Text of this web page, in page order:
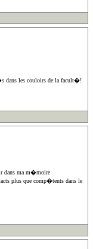
dans les couloirs de la facult�!
dans ma m�moire
plus que comp�tents dans le